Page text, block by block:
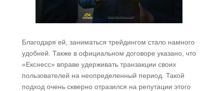
Благодаря ей, заниматься трейдингом стало намного
удобней. Также в официальном договоре указано, что
«Екснесс» вправе удерживать транзакции своих
пользователей на неопределенный период. Такой
подход очень скверно отразился на репутации этого